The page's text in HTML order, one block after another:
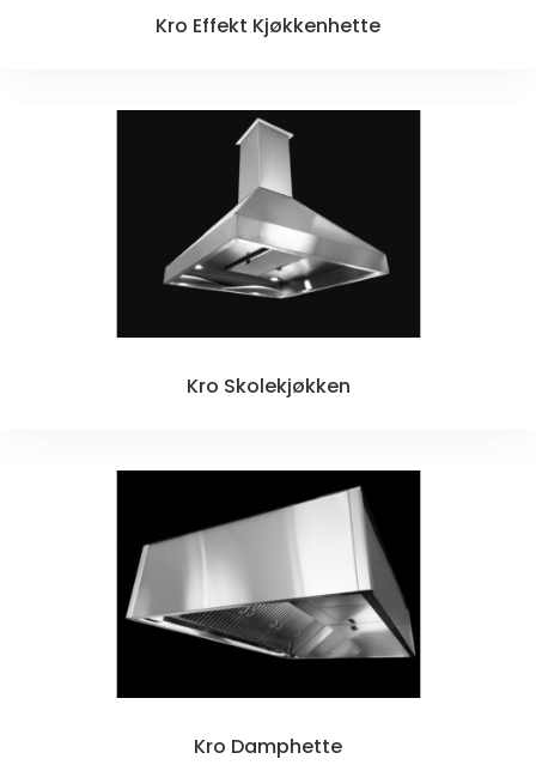
Kro Effekt Kjøkkenhette
Kro Skolekjøkken
Kro Damphette